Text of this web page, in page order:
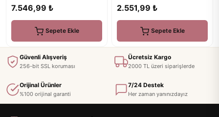
7.546,99 ₺
Sepete Ekle
2.551,99 ₺
Sepete Ekle
Güvenli Alışveriş
256-bit SSL koruması
Ücretsiz Kargo
2000 TL üzeri siparişlerde
Orijinal Ürünler
%100 orijinal garanti
7/24 Destek
Her zaman yanınızdayız